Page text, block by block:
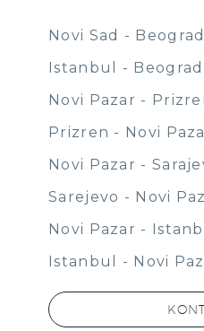
Novi Sad -
Istanbul - Beograd
Novi Pazar -
Prizren - Novi
Novi Pazar -
Sarejevo - Novi
Novi Pazar -
Istanbul - Novi